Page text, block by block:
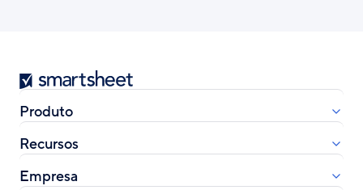
Smartsheet
Produto
Recursos
Empresa